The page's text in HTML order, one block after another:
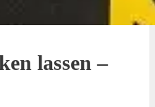
lassen –